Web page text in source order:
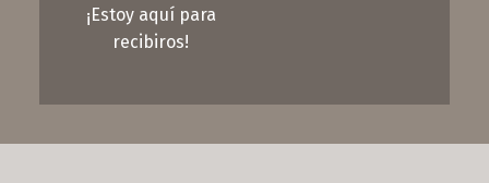
¡Estoy aquí para
recibiros!